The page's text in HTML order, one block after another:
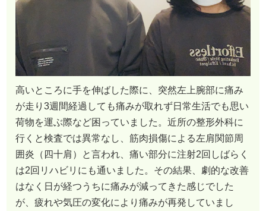
高いところに手を伸ばした際に、突然左上腕部に痛み
が走り3週間経過しても痛みが取れず日常生活でも思い
荷物を運ぶ際など困っていました。近所の整形外科に
行くと検査では異常なし、筋肉損傷による左肩関節周
囲炎（四十肩）と言われ、痛い部分に注射2回しばらく
は2回リハビリにも通いました。その結果、劇的な改善
はなく日が経つうちに痛みが減ってきた感じでした
が、疲れや気圧の変化により痛みが再発していまし